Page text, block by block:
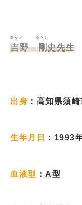
ヨシノ タケシ
吉野 剛史先生
出身 ：高知県須崎
生年月日 ：1993
血液型 ：A型